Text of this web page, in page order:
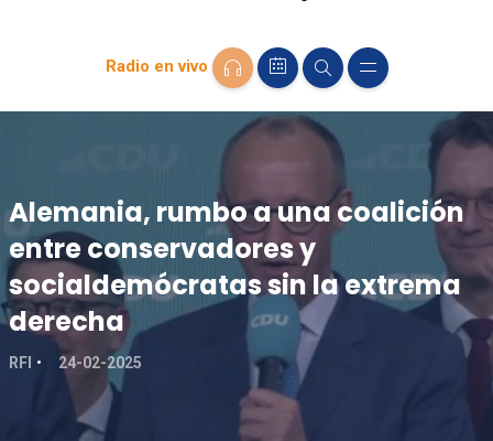
Radio en vivo
Alemania, rumbo a una coalición
entre conservadores y
socialdemócratas sin la extrema
derecha
RFI 24-02-2025